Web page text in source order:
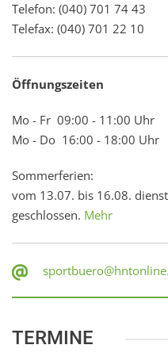
Telefon: (040) 701 74 43
Telefax: (040) 701 22 10
Öffnungszeiten
Mo - Fr 09:00 - 11:00 Uhr
Mo - Do 16:00 - 18:00 Uhr
Sommerferien:
vom 13.07. bis 16.08.
geschlossen. Mehr
TERMINE